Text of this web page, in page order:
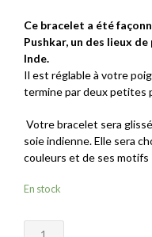
Ce bracelet a été
Pushkar, un des lieux
Inde.
Il est réglable à votre
termine par deux petites
Votre bracelet sera
soie indienne. Elle sera
couleurs et de ses motifs
En stock
quantité